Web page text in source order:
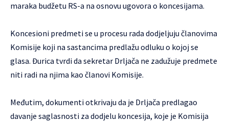
maraka budžetu RS-a na osnovu ugovora o koncesijama.
Koncesioni predmeti se u procesu rada dodjeljuju članovima
Komisije koji na sastancima predlažu odluku o kojoj se
glasa. Đurica tvrdi da sekretar Drljača ne zadužuje predmete
niti radi na njima kao članovi Komisije.
Međutim, dokumenti otkrivaju da je Drljača predlagao
davanje saglasnosti za dodjelu koncesija, koje je Komisija